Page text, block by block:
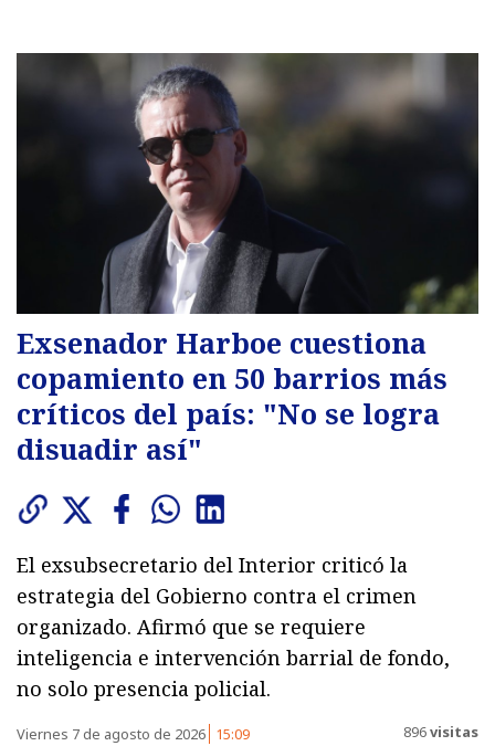
Exsenador Harboe cuestiona
copamiento en 50 barrios más
críticos del país: "No se logra
disuadir así"
El exsubsecretario del Interior criticó la
estrategia del Gobierno contra el crimen
organizado. Afirmó que se requiere
inteligencia e intervención barrial de fondo,
no solo presencia policial.
Viernes 7 de agosto de 2026 15:09 896visitas